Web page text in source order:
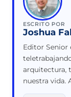
ESCRITO POR
Joshua
Editor Senior
arquitectura,
nuestra vida.